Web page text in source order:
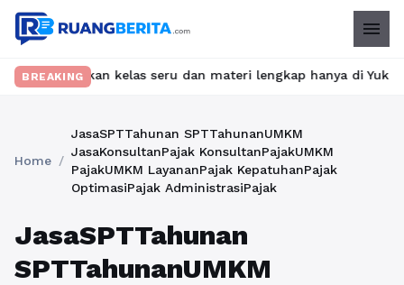
menu
BREAKINGkelas seru dan materi lengkap hanya di
Home /
JasaSPTTahunan SPTTahunanUMKM
JasaKonsultanPajak KonsultanPajakUMKM
PajakUMKM LayananPajak KepatuhanPajak
OptimasiPajak AdministrasiPajak
JasaSPTTahunan
SPTTahunanUMKM